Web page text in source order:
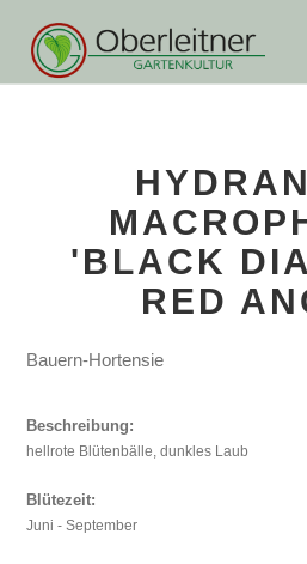
'BLACK
RED
Bauern-Hortensie
Beschreibung:
hellrote Blütenbälle, dunkles Laub
Blütezeit:
Juni - September